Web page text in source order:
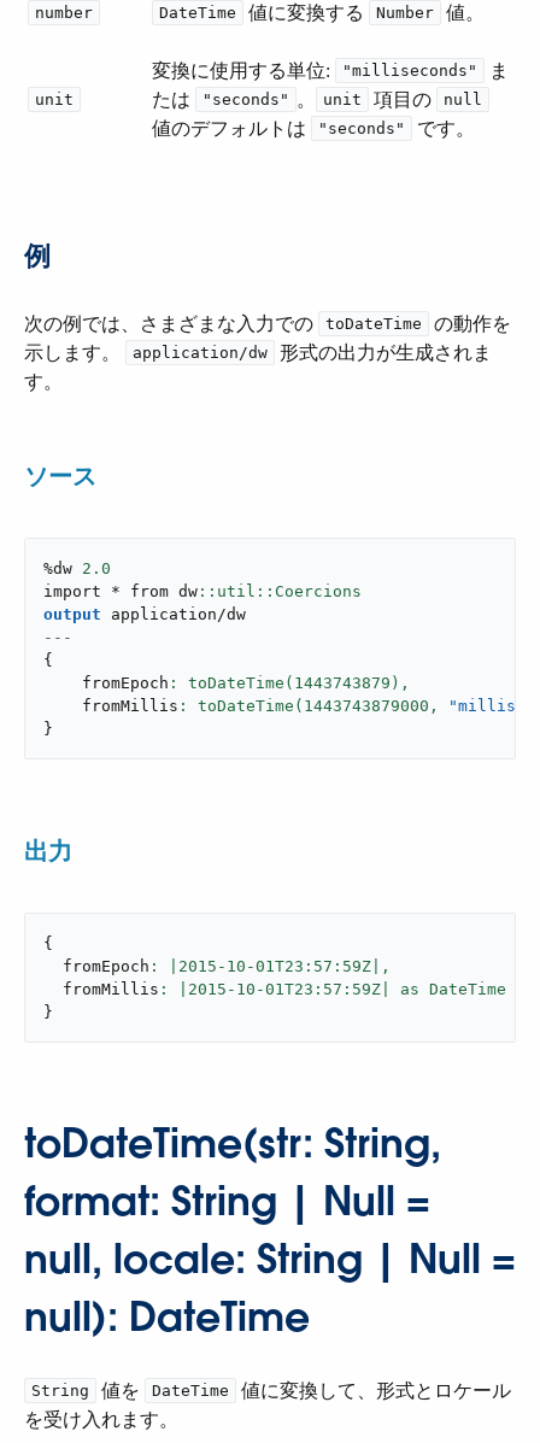
number DateTime ​ 値に変換する ​ Number ​ 値。
unit
変換に使用する単位: "milliseconds"
​ ま
たは ​
"seconds" ​。​ unit ​ 項目の ​ null
値のデフォルトは ​
"seconds" ​ です。
例
次の例では、さまざまな入力での ​ toDateTime
​ の動作を
示します。
application/dw
​ 形式の出力が生成されま
す。
ソース
%dw 2.0
import * from dw
output
application/dw
---
{
    fromEpoch
: toDateTime( 1443743879 ),
    fromMillis
: toDateTime( 1443743879000 ,
}
出力
{
  fromEpoch
: | 2015 - 10 -01T23: 57 :59Z|,
  fromMillis
: | 2015 - 10 -01T23: 57 :59Z| as DateTime
}
toDateTime(str: String,
format: String | Null =
null, locale: String | Null =
null): DateTime
String ​ 値を ​ DateTime
​ 値に変換して、形式とロケール
を受け入れます。